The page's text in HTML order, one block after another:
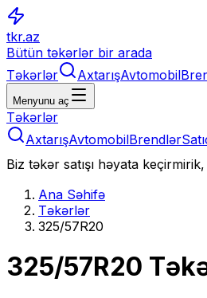
tkr.az
Bütün təkərlər bir arada
Təkərlər
AxtarışAvtomobil
Menyunu aç
Təkərlər
AxtarışAvtomobilBrendlər
Biz təkər satışı həyata
Ana Səhifə
Təkərlər
325/57R20
325/57R20